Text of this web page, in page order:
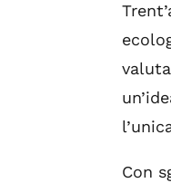
Con